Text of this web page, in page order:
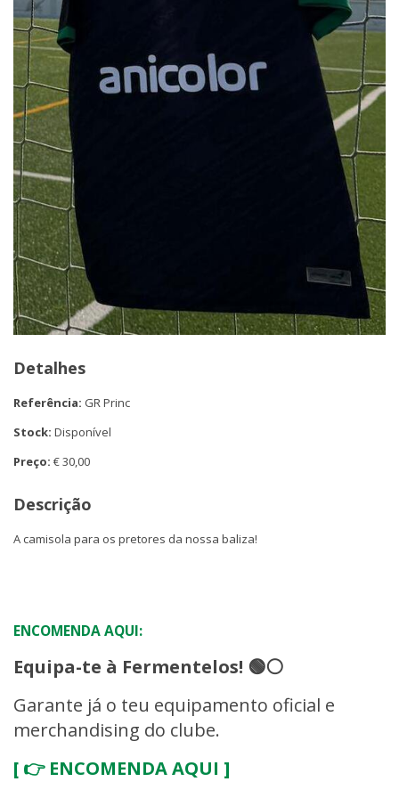
Detalhes
Referência: GR Princ
Stock: Disponível
Preço: € 30,00
Descrição
A camisola para os pretores da nossa baliza!
ENCOMENDA AQUI:
Equipa-te à Fermentelos! 🟢⚪
Garante já o teu equipamento oficial e
merchandising do clube.
[ 👉 ENCOMENDA AQUI ]